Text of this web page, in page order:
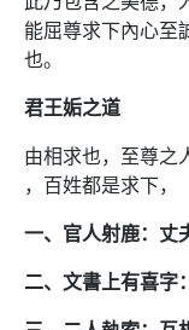
能屈尊求下內心至
也。
君王姤之道
由相求也，至尊之
，百姓都是求下，
一、官人射鹿：丈
二、文書上有喜字